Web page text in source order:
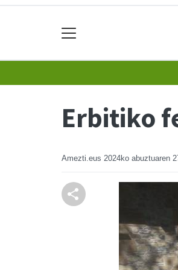
Erbitiko
Amezti.eus 2024ko abuztuaren